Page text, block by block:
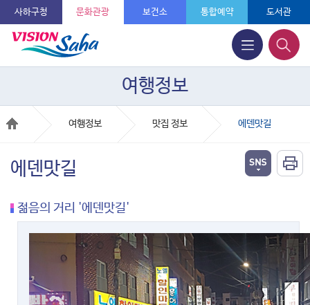
사하구청 문화관광 보건소 통합예약 도서관
여행정보
여행정보 맛집 정보 에덴맛길
에덴맛길
젊음의 거리 '에덴맛길'